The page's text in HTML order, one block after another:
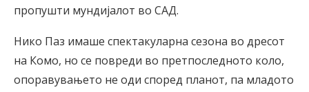
пропушти мундијалот во САД.
Нико Паз имаше спектакуларна сезона во дресот
на Комо, но се повреди во претпоследното коло,
опоравувањето не оди според планот, па младото